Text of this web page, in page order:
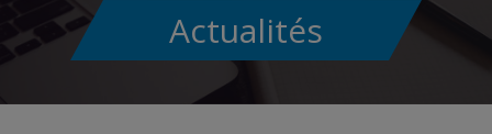
Actualités